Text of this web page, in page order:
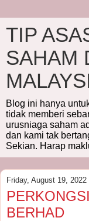
TIP
SAHAM
Blog ini hanya
tidak memberi
urusniaga saham
dan kami tak
Sekian. Harap
Friday, August 19, 2022
BERHAD